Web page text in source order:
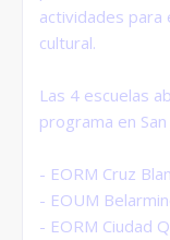
actividades
cultural.
Las 4 escuelas
programa en
- EORM Cruz
- EOUM
- EORM Ciudad